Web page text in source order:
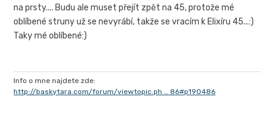
na prsty.... Budu ale muset přejít zpět na 45, protože mé
oblíbené struny už se nevyrábí, takže se vracím k Elixíru 45...:)
Taky mé oblíbené:)
Info o mne najdete zde:
http://baskytara.com/forum/viewtopic.ph … 86#p190486